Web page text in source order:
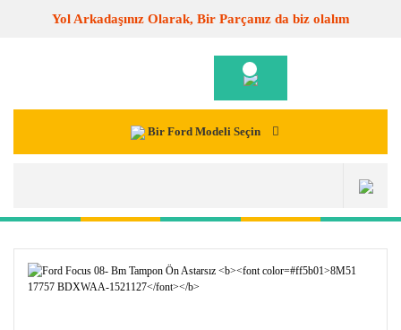
Yol Arkadaşınız Olarak, Bir Parçanız da biz olalım
Bir Ford Modeli Seçin